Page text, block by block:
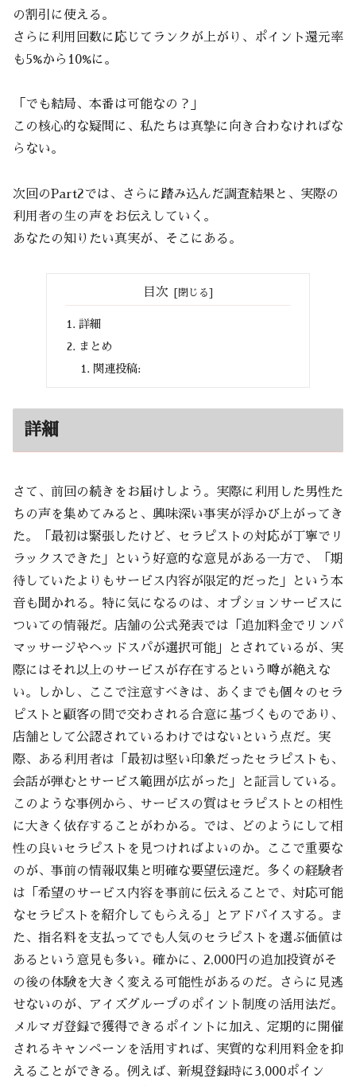
の割引に使える。
さらに利用回数に応じてランクが上がり、ポイント還元率
も5%から10%に。
「でも結局、本番は可能なの？」
この核心的な疑問に、私たちは真摯に向き合わなければな
らない。
次回のPart2では、さらに踏み込んだ調査結果と、実際の
利用者の生の声をお伝えしていく。
あなたの知りたい真実が、そこにある。
目次
詳細
まとめ
関連投稿:
詳細
さて、前回の続きをお届けしよう。実際に利用した男性た
ちの声を集めてみると、興味深い事実が浮かび上がってき
た。「最初は緊張したけど、セラピストの対応が丁寧でリ
ラックスできた」という好意的な意見がある一方で、「期
待していたよりもサービス内容が限定的だった」という本
音も聞かれる。特に気になるのは、オプションサービスに
ついての情報だ。店舗の公式発表では「追加料金でリンパ
マッサージやヘッドスパが選択可能」とされているが、実
際にはそれ以上のサービスが存在するという噂が絶えな
い。しかし、ここで注意すべきは、あくまでも個々のセラ
ピストと顧客の間で交わされる合意に基づくものであり、
店舗として公認されているわけではないという点だ。実
際、ある利用者は「最初は堅い印象だったセラピストも、
会話が弾むとサービス範囲が広がった」と証言している。
このような事例から、サービスの質はセラピストとの相性
に大きく依存することがわかる。では、どのようにして相
性の良いセラピストを見つければよいのか。ここで重要な
のが、事前の情報収集と明確な要望伝達だ。多くの経験者
は「希望のサービス内容を事前に伝えることで、対応可能
なセラピストを紹介してもらえる」とアドバイスする。ま
た、指名料を支払ってでも人気のセラピストを選ぶ価値は
あるという意見も多い。確かに、2,000円の追加投資がそ
の後の体験を大きく変える可能性があるのだ。さらに見逃
せないのが、アイズグループのポイント制度の活用法だ。
メルマガ登録で獲得できるポイントに加え、定期的に開催
されるキャンペーンを活用すれば、実質的な利用料金を抑
えることができる。例えば、新規登録時に3,000ポイン